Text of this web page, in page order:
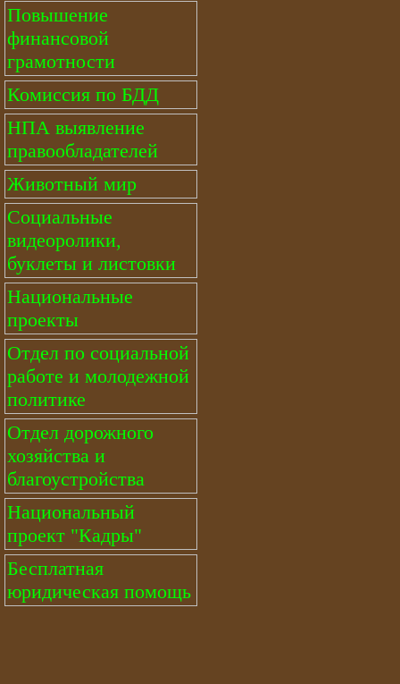
Повышение
финансовой
грамотности
Комиссия по БДД
НПА выявление
правообладателей
Животный мир
Социальные
видеоролики,
буклеты и листовки
Национальные
проекты
Отдел по социальной
работе и молодежной
политике
Отдел дорожного
хозяйства и
благоустройства
Национальный
проект "Кадры"
Бесплатная
юридическая помощь